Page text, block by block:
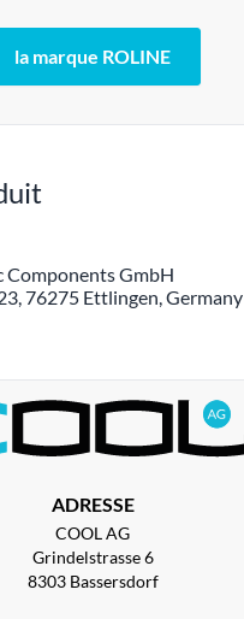
la marque ROLINE
Components GmbH
76275 Ettlingen, Germany
ADRESSE
COOL AG
Grindelstrasse 6
8303 Bassersdorf